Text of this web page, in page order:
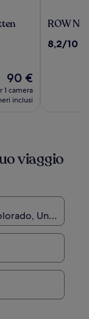
Il
prezzo
attuale
90 €
1 camera
inclusi
ROW
ROW
8.2
8,2/10
viaggio
United